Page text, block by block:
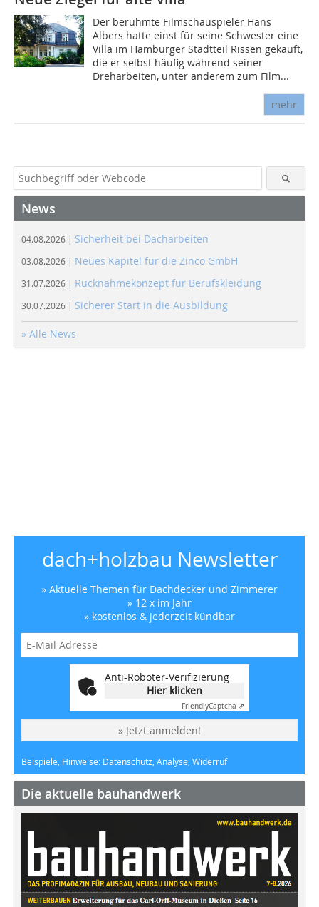
Der berühmte Filmschauspieler Hans
Albers hatte einst für seine Schwester eine
Villa im Hamburger Stadtteil Rissen gekauft,
die er selbst häufig während seiner
Dreharbeiten, unter anderem zum Film...
mehr
News
04.08.2026 | Sicherheit bei Dacharbeiten
03.08.2026 | Neues Kapitel für die Zinco GmbH
31.07.2026 | Rücknahmekonzept für Berufskleidung
30.07.2026 | Sicherer Start in die Ausbildung
» Alle News
dach+holzbau Newsletter
» Aktuelle Themen für Dachdecker und Zimmerer
» 12 x im Jahr
» kostenlos & jederzeit kündbar
Anti-Roboter-Verifizierung
Hier klicken
FriendlyCaptcha ⇗
» Jetzt anmelden!
Beispiele, Hinweise: Datenschutz, Analyse, Widerruf
Die aktuelle bauhandwerk